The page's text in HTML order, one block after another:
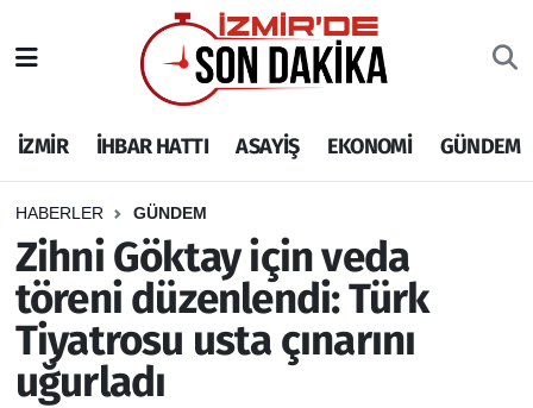
İZMİR İHBAR HATTI ASAYİŞ EKONOMİ GÜNDEM
HABERLER GÜNDEM
Zihni Göktay için veda
töreni düzenlendi: Türk
Tiyatrosu usta çınarını
uğurladı
İHBAR HATTI
DEPREM
GENEL
EKONOMİ
SİYASET
İzmir Nöbetçi Eczaneler
İzmir Hava Durumu
İzmir Namaz Vakitleri
İzmir Trafik Yoğunluk Haritası
Puan Durumu ve Fikstür
Tüm Manşetler